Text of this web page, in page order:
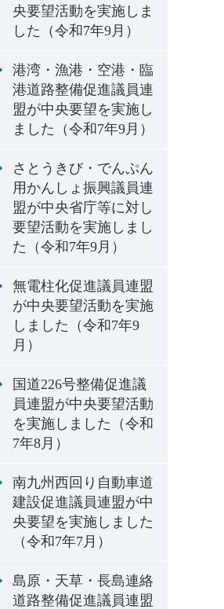
央要望活動を実施しま
した（令和7年9月）
港湾・漁港・空港・臨
港道路整備促進議員連
盟が中央要望を実施し
ました（令和7年9月）
さとうきび・でんぷん
用かんしょ振興議員連
盟が中央省庁等に対し
要望活動を実施しまし
た（令和7年9月）
無電柱化促進議員連盟
が中央要望活動を実施
しました（令和7年9
月）
国道226号整備促進議
員連盟が中央要望活動
を実施しました（令和
7年8月）
南九州西回り自動車道
建設促進議員連盟が中
央要望を実施しました
（令和7年7月）
島原・天草・長島連絡
道路整備促進議員連盟